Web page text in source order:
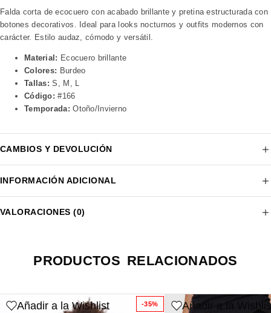
Falda corta de ecocuero con acabado brillante y pretina estructurada con
botones decorativos. Ideal para looks nocturnos y outfits modernos con
carácter. Estilo audaz, cómodo y versátil.
Material: Ecocuero brillante
Colores: Burdeo
Tallas: S, M, L
Código: #166
Temporada: Otoño/Invierno
CAMBIOS Y DEVOLUCIÓN
INFORMACIÓN ADICIONAL
VALORACIONES (0)
PRODUCTOS RELACIONADOS
-35%
Añadir a la Wishlist
Añadir a la